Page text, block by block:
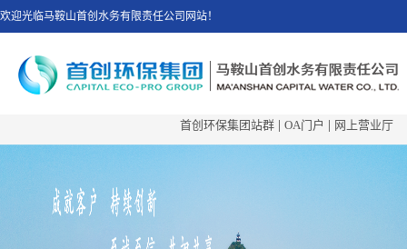
欢迎光临马鞍山首创水务有限责任公司网站！
首创环保集团站群 OA门户 网上营业厅